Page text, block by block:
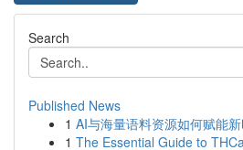
Search
Published News
1 AI与海量语料资源如何赋能
1 The Essential Guide to